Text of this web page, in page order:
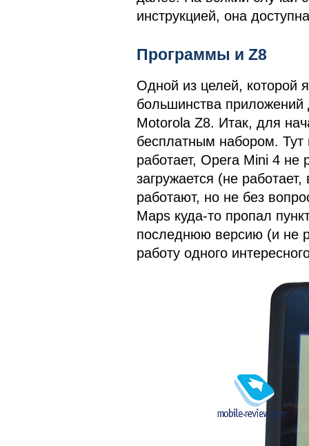
инструкцией, она
Программы и Z8
Одной из целей, которой
большинства
Motorola Z8. Итак, для
бесплатным набором. Тут
работает, Opera Mini 4 не
загружается (не
работают, но не без
Maps куда-то пропал
последнюю версию (и не
работу одного